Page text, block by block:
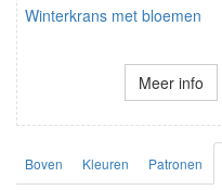
Winterkrans met bloemen
Meer info
Boven Kleuren Patronen